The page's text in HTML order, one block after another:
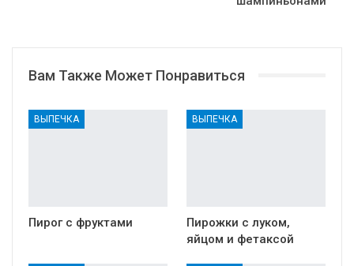
Вам Также Может Понравиться
ВЫПЕЧКА
Пирог с фруктами
ВЫПЕЧКА
Пирожки с луком,
яйцом и фетаксой